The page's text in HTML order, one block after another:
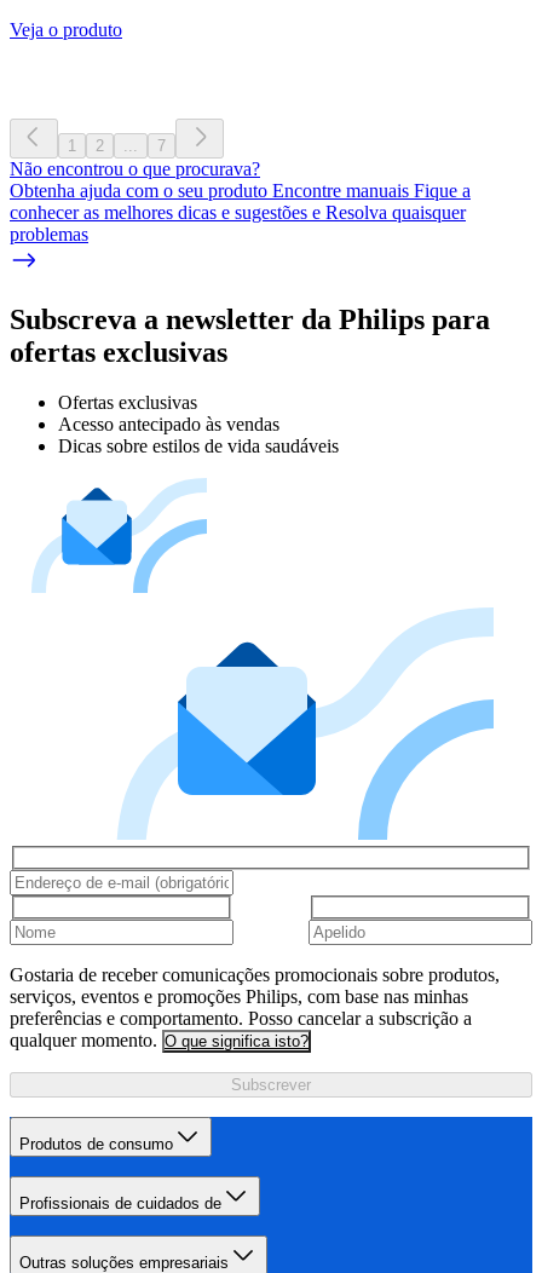
Veja o produto
1 2 7
Não encontrou o que procurava?
Obtenha ajuda com o seu produto Encontre manuais Fique a
conhecer as melhores dicas e sugestões e Resolva quaisquer
problemas
Subscreva a newsletter da Philips para
ofertas exclusivas
Ofertas exclusivas
Acesso antecipado às vendas
Dicas sobre estilos de vida saudáveis
Gostaria de receber comunicações promocionais sobre produtos,
serviços, eventos e promoções Philips, com base nas minhas
preferências e comportamento. Posso cancelar a subscrição a
qualquer momento. O que significa isto?
Subscrever
Produtos de consumo
Profissionais de cuidados de
Outras soluções empresariais